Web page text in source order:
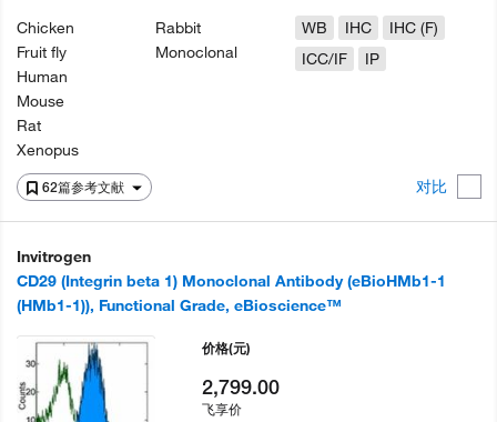
62篇参考文献 对比
Chicken
Fruit fly
Human
Mouse
Rat
Xenopus
Rabbit
Monoclonal
WB
IHC
IHC (F)
ICC/IF
IP
Invitrogen
CD29 (Integrin beta 1) Monoclonal Antibody (eBioHMb1-1
(HMb1-1)), Functional Grade, eBioscience™
价格(元)
2,799.00
飞享价